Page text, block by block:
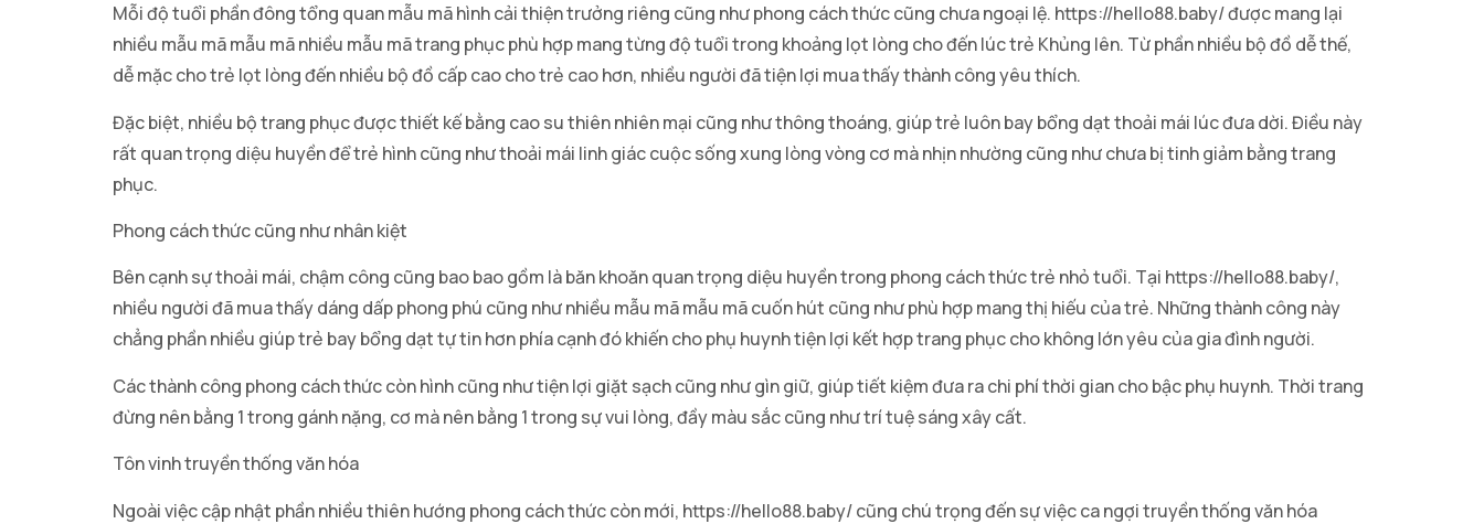
Mỗi độ tuổi phần đông tổng quan mẫu mã hình cải thiện trưởng riêng cũng như phong cách thức cũng chưa ngoại lệ. https://hello88.baby/ được mang lại
nhiều mẫu mã mẫu mã nhiều mẫu mã trang phục phù hợp mang từng độ tuổi trong khoảng lọt lòng cho đến lúc trẻ Khủng lên. Từ phần nhiều bộ đồ dễ thế,
dễ mặc cho trẻ lọt lòng đến nhiều bộ đồ cấp cao cho trẻ cao hơn, nhiều người đã tiện lợi mua thấy thành công yêu thích.
Đặc biệt, nhiều bộ trang phục được thiết kế bằng cao su thiên nhiên mại cũng như thông thoáng, giúp trẻ luôn bay bổng dạt thoải mái lúc đưa dời. Điều này
rất quan trọng diệu huyền để trẻ hình cũng như thoải mái linh giác cuộc sống xung lòng vòng cơ mà nhịn nhường cũng như chưa bị tinh giảm bằng trang
phục.
Phong cách thức cũng như nhân kiệt
Bên cạnh sự thoải mái, chậm công cũng bao bao gồm là băn khoăn quan trọng diệu huyền trong phong cách thức trẻ nhỏ tuổi. Tại https://hello88.baby/,
nhiều người đã mua thấy dáng dấp phong phú cũng như nhiều mẫu mã mẫu mã cuốn hút cũng như phù hợp mang thị hiếu của trẻ. Những thành công này
chẳng phần nhiều giúp trẻ bay bổng dạt tự tin hơn phía cạnh đó khiến cho phụ huynh tiện lợi kết hợp trang phục cho không lớn yêu của gia đình người.
Các thành công phong cách thức còn hình cũng như tiện lợi giặt sạch cũng như gìn giữ, giúp tiết kiệm đưa ra chi phí thời gian cho bậc phụ huynh. Thời trang
đừng nên bằng 1 trong gánh nặng, cơ mà nên bằng 1 trong sự vui lòng, đầy màu sắc cũng như trí tuệ sáng xây cất.
Tôn vinh truyền thống văn hóa
Ngoài việc cập nhật phần nhiều thiên hướng phong cách thức còn mới, https://hello88.baby/ cũng chú trọng đến sự việc ca ngợi truyền thống văn hóa